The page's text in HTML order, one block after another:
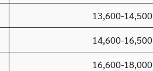
13,600-14,500
14,600-16,500
16,600-18,000